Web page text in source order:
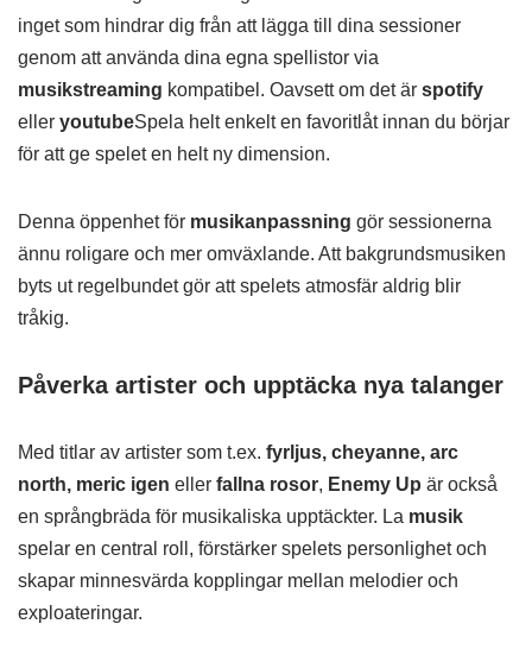
inget som hindrar dig från att lägga till dina sessioner
genom att använda dina egna spellistor via
musikstreaming kompatibel. Oavsett om det är spotify
eller youtubeSpela helt enkelt en favoritlåt innan du börjar
för att ge spelet en helt ny dimension.
Denna öppenhet för musikanpassning gör sessionerna
ännu roligare och mer omväxlande. Att bakgrundsmusiken
byts ut regelbundet gör att spelets atmosfär aldrig blir
tråkig.
Påverka artister och upptäcka nya talanger
Med titlar av artister som t.ex. fyrljus, cheyanne, arc
north, meric igen eller fallna rosor, Enemy Up är också
en språngbräda för musikaliska upptäckter. La musik
spelar en central roll, förstärker spelets personlighet och
skapar minnesvärda kopplingar mellan melodier och
exploateringar.